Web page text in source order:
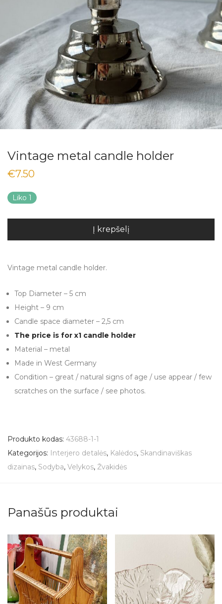
Vintage metal candle holder
€7.50
Liko 1
Į krepšelį
Vintage metal candle holder.
Top Diameter – 5 cm
Height – 9 cm
Candle space diameter – 2,5 cm
The price is for x1 candle holder
Material – metal
Made in West Germany
Condition – great / natural signs of age / use appear / few
scratches on the surface / see photos.
Produkto kodas: 43688-1-1
Kategorijos: Interjero detalės, Kalėdos, Skandinaviškas
dizainas, Sodyba, Velykos, Žvakidės
Panašūs produktai